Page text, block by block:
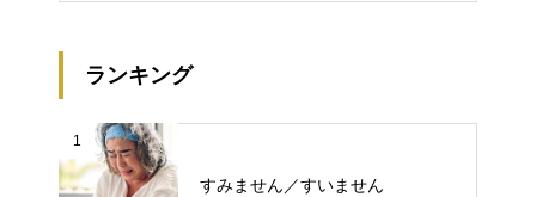
ランキング
1
すみません／すいません